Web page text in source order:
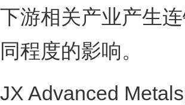
下游相关产业产生
同程度的影响。
JX Advanced